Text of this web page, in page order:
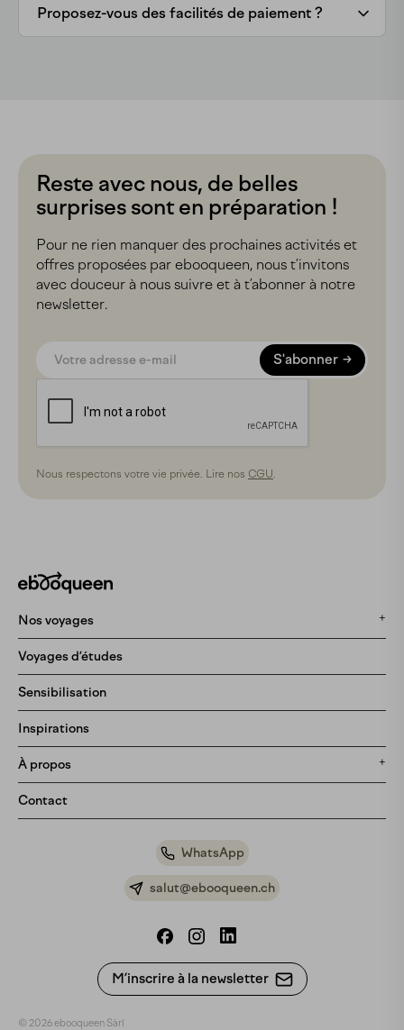
Proposez-vous des facilités de paiement ?
Reste avec nous, de belles
surprises sont en préparation !
Pour ne rien manquer des prochaines activités et
offres proposées par ebooqueen, nous t’invitons
avec douceur à nous suivre et à t’abonner à notre
newsletter.
S'abonner
Nous respectons votre vie privée. Lire nos CGU.
Nos voyages
Tous nos voyages
Bientôt disponibles
Voyages d’études
Sensibilisation
Inspirations
À propos
Notre histoire
Contact
WhatsApp
salut@ebooqueen.ch
M’inscrire à la newsletter
© 2026 ebooqueen Sàrl